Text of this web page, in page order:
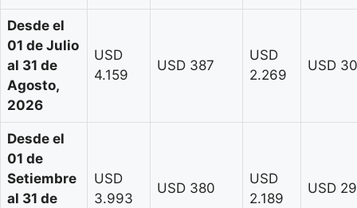
Desde el
01 de Julio
al 31 de
Agosto,
2026
USD
4.159
USD 387
USD
2.269
USD
Desde el
01 de
Setiembre
al 31 de
USD
3.993
USD 380
USD
2.189
USD